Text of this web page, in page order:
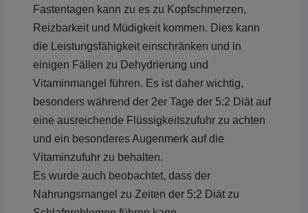
Fastentagen kann zu es zu Kopfschmerzen,
Reizbarkeit und Müdigkeit kommen. Dies kann
die Leistungsfähigkeit einschränken und in
einigen Fällen zu Dehydrierung und
Vitaminmangel führen. Es ist daher wichtig,
besonders während der 2er Tage der 5:2 Diät auf
eine ausreichende Flüssigkeitszufuhr zu achten
und ein besonderes Augenmerk auf die
Vitaminzufuhr zu behalten.
Es wurde auch beobachtet, dass der
Nahrungsmangel zu Zeiten der 5:2 Diät zu